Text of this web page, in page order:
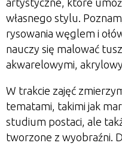
artystyczne, które
własnego stylu.
rysowania węglem i
nauczy się malować
akwarelowymi,
W trakcie zajęć
tematami, takimi jak
studium postaci, ale
tworzone z wyobraźni.